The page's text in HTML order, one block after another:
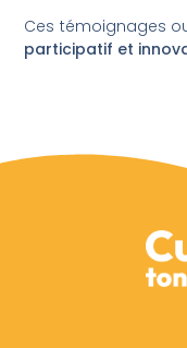
Ces témoignages
participatif et